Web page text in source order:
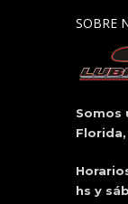
SOBRE
Somos
hs y